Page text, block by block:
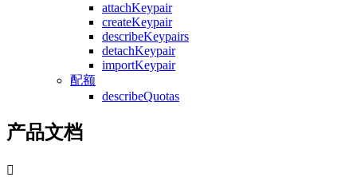
attachKeypair
createKeypair
describeKeypairs
detachKeypair
importKeypair
配额
describeQuotas
产品文档
